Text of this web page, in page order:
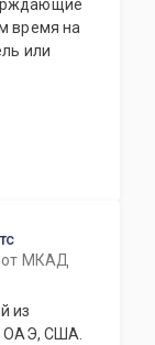
или
от МКАД
из
ОАЭ, США.